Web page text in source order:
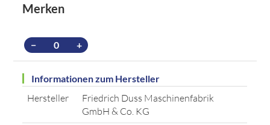
Merken
− +
Informationen zum Hersteller
Hersteller
Friedrich Duss Maschinenfabrik
GmbH & Co. KG